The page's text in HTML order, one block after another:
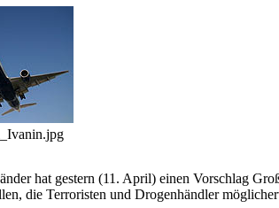
hat gestern (11. April) einen Vorschlag
die Terroristen und Drogenhändler